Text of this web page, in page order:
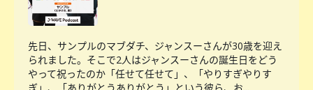
先日、サンプルのマブダチ、ジャンスーさんが30歳を迎え
られました。そこで2人はジャンスーさんの誕生日をどう
やって祝ったのか「任せて任せて」、「やりすぎやりす